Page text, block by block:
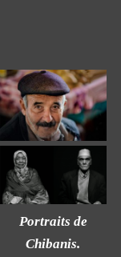
Portraits de
Chibanis.